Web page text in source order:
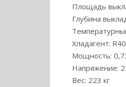
Площадь
Глубина
Хладагент:
Мощность:
Напряжение:
Вес: 223 кг